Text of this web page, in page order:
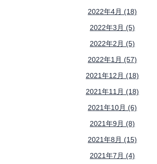
2022年4月 (18)
2022年3月 (5)
2022年2月 (5)
2022年1月 (57)
2021年12月 (18)
2021年11月 (18)
2021年10月 (6)
2021年9月 (8)
2021年8月 (15)
2021年7月 (4)